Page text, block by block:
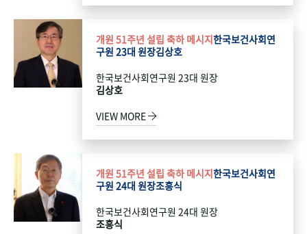
개원 51주년 설립 축하 메시지한국보건사회연
구원 23대 원장김상호
한국보건사회연구원 23대 원장
김상호
VIEW MORE
개원 51주년 설립 축하 메시지한국보건사회연
구원 24대 원장조흥식
한국보건사회연구원 24대 원장
조흥식